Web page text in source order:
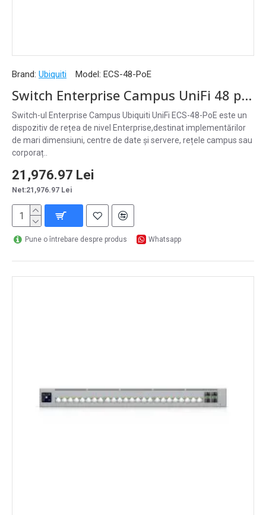
Brand: Ubiquiti Model: ECS-48-PoE
Switch Enterprise Campus UniFi 48 porturi Etherlighting PoE+++ 10GbE 25G SFP28 Layer3, ECS-48-PoE
Switch-ul Enterprise Campus Ubiquiti UniFi ECS-48-PoE este un
dispozitiv de rețea de nivel Enterprise,destinat implementărilor
de mari dimensiuni, centre de date și servere, rețele campus sau
corporaț..
21,976.97 Lei
Net:21,976.97 Lei
Pune o întrebare despre produs Whatsapp